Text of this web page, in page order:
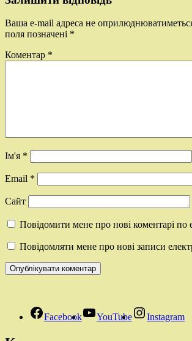
Ваша e-mail адреса не
поля позначені *
Коментар *
Ім'я *
Email *
Сайт
Повідомити мене про нові коментарі по
Повідомляти мене про нові записи
Facebook YouTube Instagram